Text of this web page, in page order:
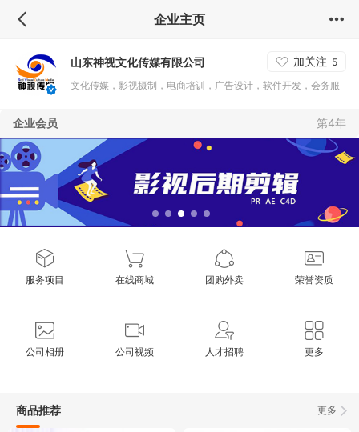
企业主页
山东神视文化传媒有限公司 加关注 5
文化传媒，影视摄制，电商培训，广告设计，软件开发，会务服
企业会员 第4年
服务项目 在线商城 团购外卖 荣誉资质
公司相册 公司视频 人才招聘 更多
更多
商品推荐